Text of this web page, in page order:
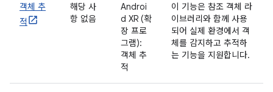
객체 추
적
해당 사
항 없음
Androi
d XR (확
장 프로
그램):
객체 추
적
이 기능은 참조 객체 라
이브러리와 함께 사용
되어 실제 환경에서 객
체를 감지하고 추적하
는 기능을 지원합니다.